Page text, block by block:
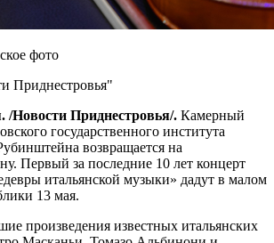
фото
Приднестровья"
/Новости Приднестровья/. Камерный
государственного института
возвращается на
Первый за последние 10 лет концерт
итальянской музыки» дадут в малом
13 мая.
произведения известных итальянских